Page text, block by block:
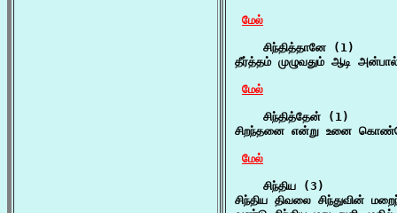
மேல்
    சிந்தித்தானே (1)
தீர்த்தம் முழுவதும் ஆடி
மேல்
    சிந்தித்தேன் (1)
சிறந்தனை என்று உனை
மேல்
    சிந்திய (3)
சிந்திய திவலை சிந்துவின்